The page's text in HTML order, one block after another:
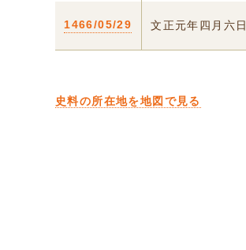
1466/05/29 文正元年四月六日
史料の所在地を地図で見る